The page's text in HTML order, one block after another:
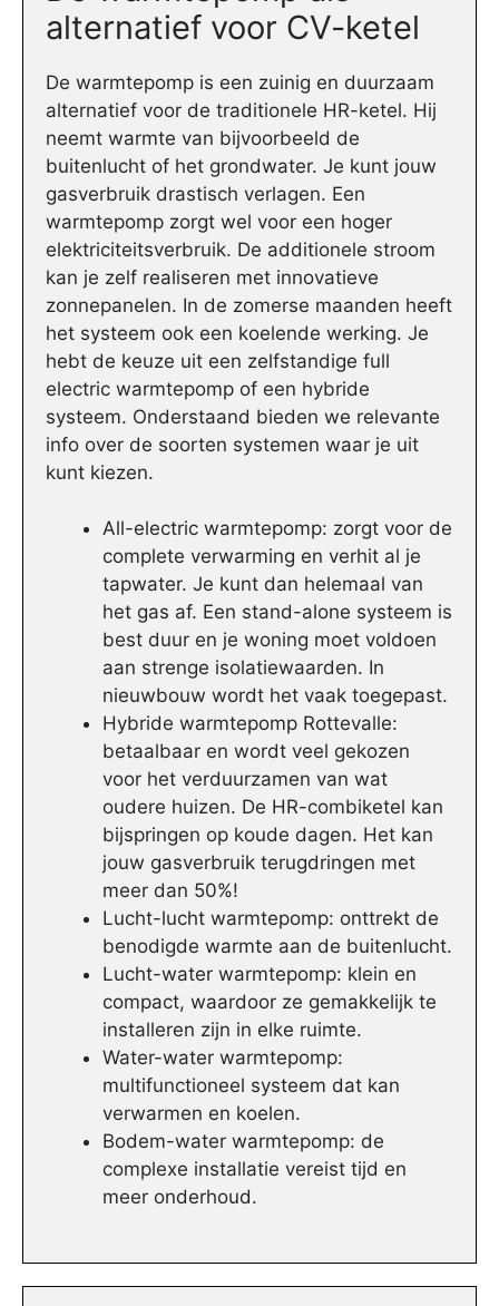
alternatief voor CV-ketel
De warmtepomp is een zuinig en duurzaam
alternatief voor de traditionele HR-ketel. Hij
neemt warmte van bijvoorbeeld de
buitenlucht of het grondwater. Je kunt jouw
gasverbruik drastisch verlagen. Een
warmtepomp zorgt wel voor een hoger
elektriciteitsverbruik. De additionele stroom
kan je zelf realiseren met innovatieve
zonnepanelen. In de zomerse maanden heeft
het systeem ook een koelende werking. Je
hebt de keuze uit een zelfstandige full
electric warmtepomp of een hybride
systeem. Onderstaand bieden we relevante
info over de soorten systemen waar je uit
kunt kiezen.
All-electric warmtepomp: zorgt voor de
complete verwarming en verhit al je
tapwater. Je kunt dan helemaal van
het gas af. Een stand-alone systeem is
best duur en je woning moet voldoen
aan strenge isolatiewaarden. In
nieuwbouw wordt het vaak toegepast.
Hybride warmtepomp Rottevalle:
betaalbaar en wordt veel gekozen
voor het verduurzamen van wat
oudere huizen. De HR-combiketel kan
bijspringen op koude dagen. Het kan
jouw gasverbruik terugdringen met
meer dan 50%!
Lucht-lucht warmtepomp: onttrekt de
benodigde warmte aan de buitenlucht.
Lucht-water warmtepomp: klein en
compact, waardoor ze gemakkelijk te
installeren zijn in elke ruimte.
Water-water warmtepomp:
multifunctioneel systeem dat kan
verwarmen en koelen.
Bodem-water warmtepomp: de
complexe installatie vereist tijd en
meer onderhoud.